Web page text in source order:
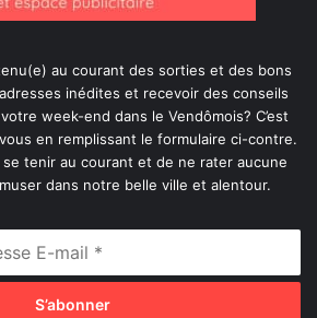
au courant des sorties et des bons
inédites et recevoir des conseils
week-end dans le Vendômois? C’est
en remplissant le formulaire ci-contre.
tenir au courant et de ne rater aucune
dans notre belle ville et alentour.